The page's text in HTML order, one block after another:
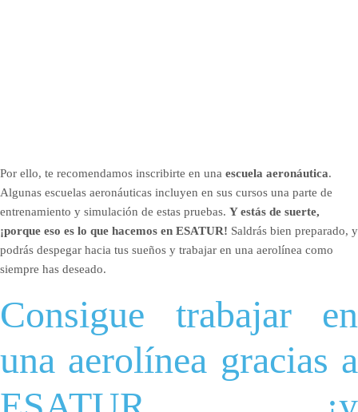
Por ello, te recomendamos inscribirte en una escuela aeronáutica.
Algunas escuelas aeronáuticas incluyen en sus cursos una parte de
entrenamiento y simulación de estas pruebas. Y estás de suerte,
¡porque eso es lo que hacemos en ESATUR! Saldrás bien preparado, y
podrás despegar hacia tus sueños y trabajar en una aerolínea como
siempre has deseado.
Consigue trabajar en
una aerolínea gracias a